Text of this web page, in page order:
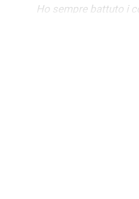
Ho sempre battuto i
preparato al meglio